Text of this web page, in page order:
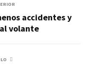
accidentes y
volante